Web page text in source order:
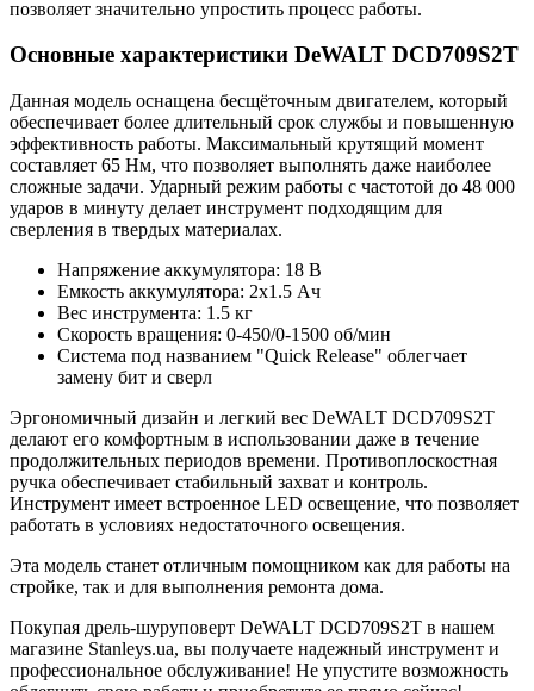
позволяет значительно упростить процесс работы.
Основные характеристики DeWALT DCD709S2T
Данная модель оснащена бесщёточным двигателем, который
обеспечивает более длительный срок службы и повышенную
эффективность работы. Максимальный крутящий момент
составляет 65 Нм, что позволяет выполнять даже наиболее
сложные задачи. Ударный режим работы с частотой до 48 000
ударов в минуту делает инструмент подходящим для
сверления в твердых материалах.
Напряжение аккумулятора: 18 В
Емкость аккумулятора: 2х1.5 Ач
Вес инструмента: 1.5 кг
Скорость вращения: 0-450/0-1500 об/мин
Система под названием "Quick Release" облегчает
замену бит и сверл
Эргономичный дизайн и легкий вес DeWALT DCD709S2T
делают его комфортным в использовании даже в течение
продолжительных периодов времени. Противоплоскостная
ручка обеспечивает стабильный захват и контроль.
Инструмент имеет встроенное LED освещение, что позволяет
работать в условиях недостаточного освещения.
Эта модель станет отличным помощником как для работы на
стройке, так и для выполнения ремонта дома.
Покупая дрель-шуруповерт DeWALT DCD709S2T в нашем
магазине Stanleys.ua, вы получаете надежный инструмент и
профессиональное обслуживание! Не упустите возможность